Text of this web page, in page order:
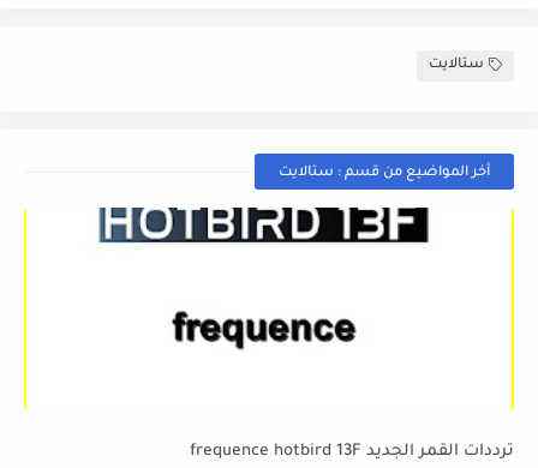
ستالايت
أخر المواضيع من قسم : ستالايت
ترددات القمر الجديد frequence hotbird 13F